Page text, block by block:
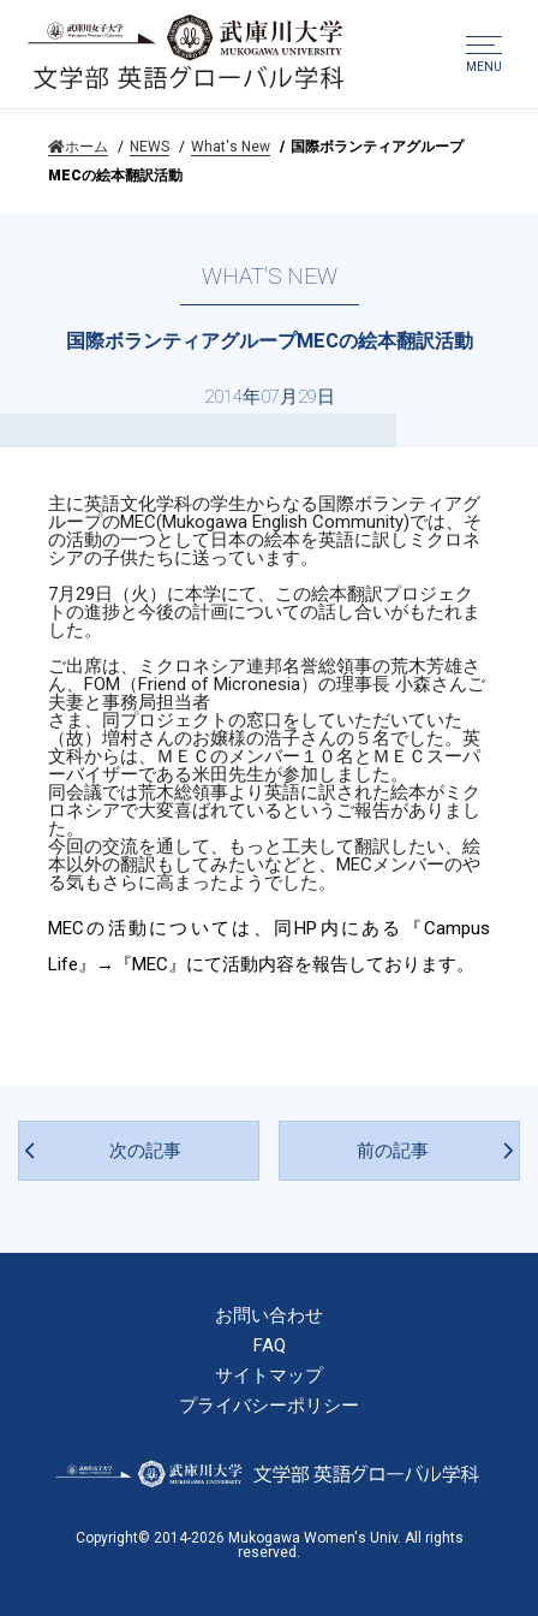
MENU
ホーム NEWS What's New
国際ボランティアグループ
MECの絵本翻訳活動
WHAT'S NEW
国際ボランティアグループMECの絵本翻訳活動
2014年07月29日
主に英語文化学科の学生からなる国際ボランティアグ
ループのMEC(Mukogawa English Community)では、そ
の活動の一つとして日本の絵本を英語に訳しミクロネ
シアの子供たちに送っています。
7月29日（火）に本学にて、この絵本翻訳プロジェク
トの進捗と今後の計画についての話し合いがもたれま
した。
ご出席は、ミクロネシア連邦名誉総領事の荒木芳雄さ
ん、 FOM （Friend of Micronesia）の理事長 小森さんご
夫妻と事務局担当者
さま、同プロジェクトの窓口をしていただいていた
（故）増村さんのお嬢様の浩子さんの５名でした。英
文科からは、ＭＥＣのメンバー１０名とＭＥＣスーパ
ーバイザーである米田先生が参加しました。
同会議では荒木総領事より英語に訳された絵本がミク
ロネシアで大変喜ばれているというご報告がありまし
た。
今回の交流を通して、もっと工夫して翻訳したい、絵
本以外の翻訳もしてみたいなどと、MECメンバーのや
る気もさらに高まったようでした。
MECの活動については、同HP内にある『Campus
Life』→『MEC』にて活動内容を報告しております。
次の記事 前の記事
お問い合わせ
FAQ
サイトマップ
プライバシーポリシー
Copyright© 2014-2026 Mukogawa Women's Univ. All rights
reserved.